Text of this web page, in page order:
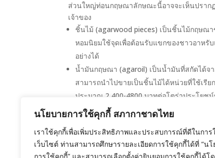
นโยบายการใช้คุกกี้ สภากาชาดไทย
เราใช้คุกกี้เพื่อเพิ่มประสิทธิภาพและประสบการณ์ที่ดีในการ
เว็บไซต์ ท่านสามารถศึกษารายละเอียดการใช้คุกกี้ได้ที่ “นโ
ส่วนใหญ่ท่อนกฤษณาลักษณะนี้อาจจะเห็นปราก
เจ้าของ
ชิ้นไม้ (agarwood pieces) เป็นชิ้นไม้กฤษณ
หอมนิยมใช้จุดเพื่อต้อนรับแขกของชาวอาหรั
อย่างได้
น้ำมันกฤษณา (agaroil) เป็นน้ำมันที่สกัดได้จ
สามารถนำไปขายเป็นชิ้นไม้ได้หน่วยที่ใช้เรี
ประมาณ 2,400-4800 บาทต่อโตร่าประโย
ของเครื่องยา เป็นส่วนผสมของน้ำหอมและเ
ผลิตภัณฑ์อื่น ๆ ได้แก่ ผงไม้ที่เหลือจากการก
ก้อนผสมน้ำมันกฤษณาและส่วนผสมต่าง ๆ ให้